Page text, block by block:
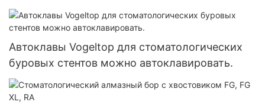
карбида вольфрама ISO 500 205 001 001 018
Полировальные круги из стоматологической
композитной смолы и система с алмазной
импрегнацией для лабораторных
инструментов
Автоклавы Vogeltop для стоматологических
буровых стентов можно автоклавировать.